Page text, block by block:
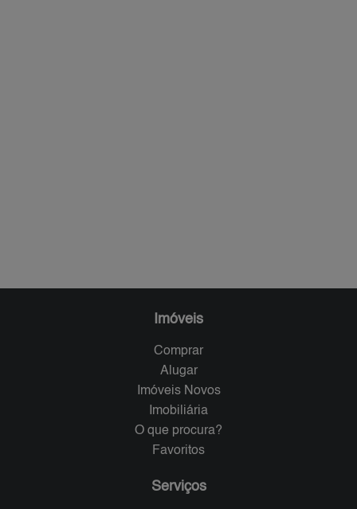
Imóveis
Comprar
Alugar
Imóveis Novos
Imobiliária
O que procura?
Favoritos
Serviços